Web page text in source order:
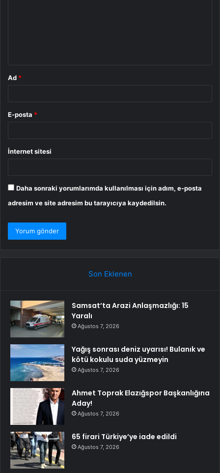
Ad *
E-posta *
İnternet sitesi
Daha sonraki yorumlarımda kullanılması için adım, e-posta
adresim ve site adresim bu tarayıcıya kaydedilsin.
Son Eklenen
Samsat’ta Arazi Anlaşmazlığı: 15
Yaralı
Ağustos 7, 2026
Yağış sonrası deniz uyarısı! Bulanık ve
kötü kokulu suda yüzmeyin
Ağustos 7, 2026
Ahmet Toprak Elazığspor Başkanlığına
Aday!
Ağustos 7, 2026
65 firari Türkiye’ye iade edildi
Ağustos 7, 2026